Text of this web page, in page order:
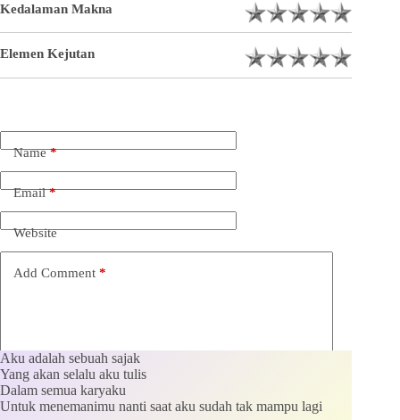
Kedalaman Makna
Elemen Kejutan
Name*
Email*
Website
Add Comment *
Aku adalah sebuah sajak
Yang akan selalu aku tulis
Dalam semua karyaku
Untuk menemanimu nanti saat aku sudah tak mampu lagi